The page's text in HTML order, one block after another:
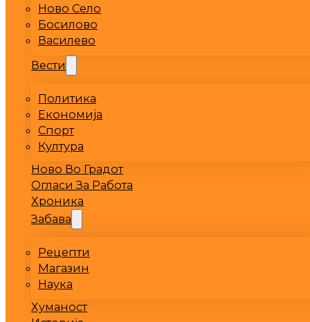
Ново Село
Босилово
Василево
Вести
Политика
Економија
Спорт
Култура
Ново Во Градот
Огласи За Работа
Хроника
Забава
Рецепти
Магазин
Наука
Хуманост